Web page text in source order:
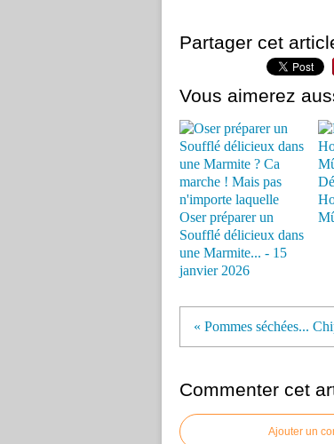
Partager cet
Vous aimerez
Oser préparer un
Soufflé délicieux dans
une Marmite... - 15
janvier 2026
« Pommes séchées...
Commenter cet
Ajouter un